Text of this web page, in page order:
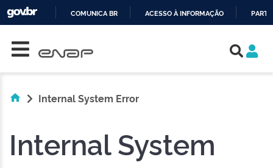
COMUNICA BR ACESSO À INFORMAÇÃO
Internal System Error
Internal System